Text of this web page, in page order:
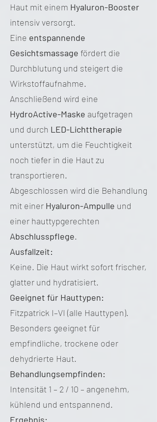
Haut mit einem Hyaluron-Booster
intensiv versorgt.
Eine entspannende
Gesichtsmassage fördert die
Durchblutung und steigert die
Wirkstoffaufnahme.
Anschließend wird eine
HydroActive-Maske aufgetragen
und durch LED-Lichttherapie
unterstützt, um die Feuchtigkeit
noch tiefer in die Haut zu
transportieren.
Abgeschlossen wird die Behandlung
mit einer Hyaluron-Ampulle und
einer hauttypgerechten
Abschlusspflege.
Ausfallzeit:
Keine. Die Haut wirkt sofort frischer,
glatter und hydratisiert.
Geeignet für Hauttypen:
Fitzpatrick I–VI (alle Hauttypen).
Besonders geeignet für
empfindliche, trockene oder
dehydrierte Haut.
Behandlungsempfinden:
Intensität 1 – 2 / 10 – angenehm,
kühlend und entspannend.
Ergebnis: